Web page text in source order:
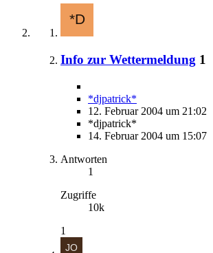
Info zur Wettermeldung 1
*djpatrick*
12. Februar 2004 um 21:02
*djpatrick*
14. Februar 2004 um 15:07
Antworten
1
Zugriffe
10k
1